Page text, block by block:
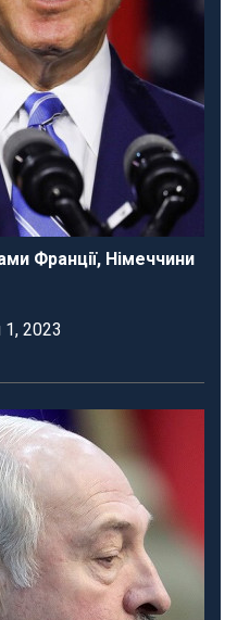
Франції, Німеччини
2023